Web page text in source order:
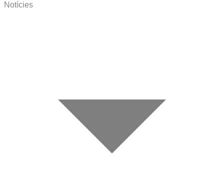
Notícies